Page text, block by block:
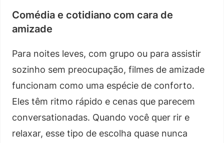
Comédia e cotidiano com cara de
amizade
Para noites leves, com grupo ou para assistir
sozinho sem preocupação, filmes de amizade
funcionam como uma espécie de conforto.
Eles têm ritmo rápido e cenas que parecem
conversationadas. Quando você quer rir e
relaxar, esse tipo de escolha quase nunca